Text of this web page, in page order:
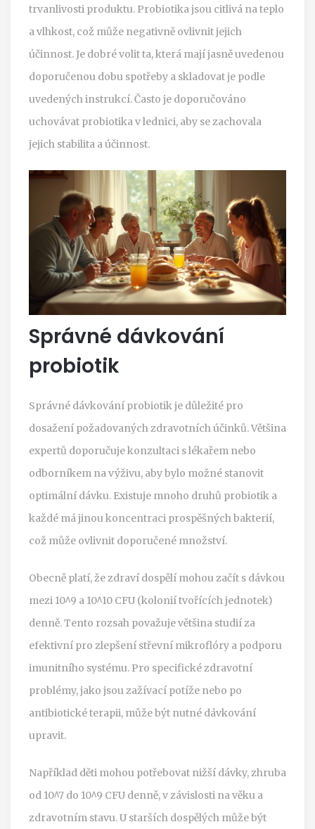
trvanlivosti produktu. Probiotika jsou citlivá na teplo
a vlhkost, což může negativně ovlivnit jejich
účinnost. Je dobré volit ta, která mají jasně uvedenou
doporučenou dobu spotřeby a skladovat je podle
uvedených instrukcí. Často je doporučováno
uchovávat probiotika v lednici, aby se zachovala
jejich stabilita a účinnost.
Správné dávkování
probiotik
Správné dávkování probiotik je důležité pro
dosažení požadovaných zdravotních účinků. Většina
expertů doporučuje konzultaci s lékařem nebo
odborníkem na výživu, aby bylo možné stanovit
optimální dávku. Existuje mnoho druhů probiotik a
každé má jinou koncentraci prospěšných bakterií,
což může ovlivnit doporučené množství.
Obecně platí, že zdraví dospělí mohou začít s dávkou
mezi 10^9 a 10^10 CFU (kolonií tvořících jednotek)
denně. Tento rozsah považuje většina studií za
efektivní pro zlepšení střevní mikroflóry a podporu
imunitního systému. Pro specifické zdravotní
problémy, jako jsou zažívací potíže nebo po
antibiotické terapii, může být nutné dávkování
upravit.
Například děti mohou potřebovat nižší dávky, zhruba
od 10^7 do 10^9 CFU denně, v závislosti na věku a
zdravotním stavu. U starších dospělých může být